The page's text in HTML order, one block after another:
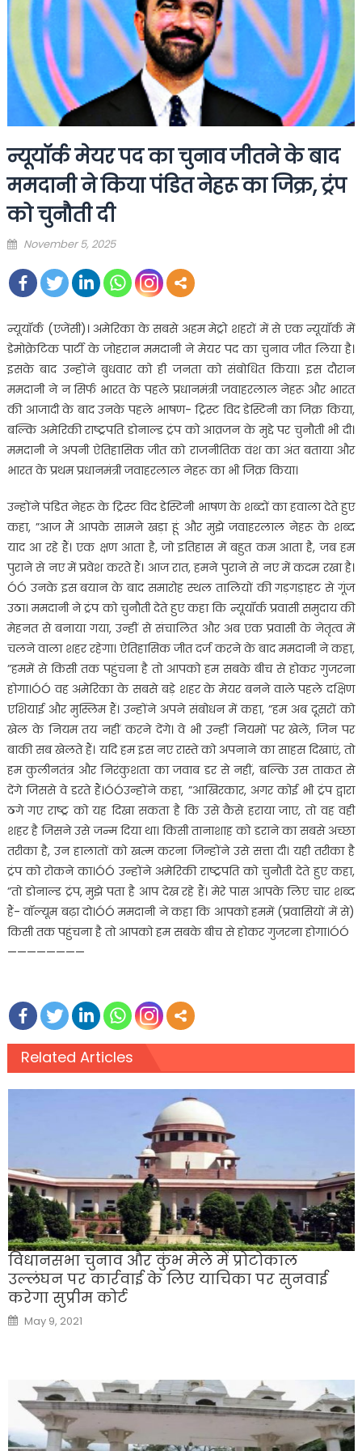
न्यूयॉर्क मेयर पद का चुनाव जीतने के बाद
ममदानी ने किया पंडित नेहरू का जिक्र, ट्रंप
को चुनौती दी
Posted
November 5, 2025
न्यूयॉर्क (एजेंसी)। अमेरिका के सबसे अहम मेट्रो शहरों में से एक न्यूयॉर्क में
डेमोक्रेटिक पार्टी के जोहरान ममदानी ने मेयर पद का चुनाव जीत लिया है।
इसके बाद उन्होंने बुधवार को ही जनता को संबोधित किया। इस दौरान
ममदानी ने न सिर्फ भारत के पहले प्रधानमंत्री जवाहरलाल नेहरू और भारत
की आजादी के बाद उनके पहले भाषण- ट्रिस्ट विद डेस्टिनी का जिक्र किया,
बल्कि अमेरिकी राष्ट्रपति डोनाल्ड ट्रंप को आव्रजन के मुद्दे पर चुनौती भी दी।
ममदानी ने अपनी ऐतिहासिक जीत को राजनीतिक वंश का अंत बताया और
भारत के प्रथम प्रधानमंत्री जवाहरलाल नेहरू का भी जिक्र किया।
उन्होंने पंडित नेहरू के ट्रिस्ट विद डेस्टिनी भाषण के शब्दों का हवाला देते हुए
कहा, ”आज मैं आपके सामने खड़ा हूं और मुझे जवाहरलाल नेहरू के शब्द
याद आ रहे हैं। एक क्षण आता है, जो इतिहास में बहुत कम आता है, जब हम
पुराने से नए में प्रवेश करते हैं। आज रात, हमने पुराने से नए में कदम रखा है।
ÓÓ उनके इस बयान के बाद समारोह स्थल तालियों की गड़गड़ाहट से गूंज
उठा। ममदानी ने ट्रंप को चुनौती देते हुए कहा कि न्यूयॉर्क प्रवासी समुदाय की
मेहनत से बनाया गया, उन्हीं से संचालित और अब एक प्रवासी के नेतृत्व में
चलने वाला शहर रहेगा। ऐतिहासिक जीत दर्ज करने के बाद ममदानी ने कहा,
”हममें से किसी तक पहुंचना है तो आपको हम सबके बीच से होकर गुजरना
होगा।ÓÓ वह अमेरिका के सबसे बड़े शहर के मेयर बनने वाले पहले दक्षिण
एशियाई और मुस्लिम हैं। उन्होंने अपने संबोधन में कहा, ”हम अब दूसरों को
खेल के नियम तय नहीं करने देंगे। वे भी उन्हीं नियमों पर खेलें, जिन पर
बाकी सब खेलते हैं। यदि हम इस नए रास्ते को अपनाने का साहस दिखाएं, तो
हम कुलीनतंत्र और निरंकुशता का जवाब डर से नहीं, बल्कि उस ताकत से
देंगे जिससे वे डरते हैं।ÓÓउन्होंने कहा, ”आखिरकार, अगर कोई भी ट्रंप द्वारा
ठगे गए राष्ट्र को यह दिखा सकता है कि उसे कैसे हराया जाए, तो वह वही
शहर है जिसने उसे जन्म दिया था। किसी तानाशाह को डराने का सबसे अच्छा
तरीका है, उन हालातों को खत्म करना जिन्होंने उसे सत्ता दी। यही तरीका है
ट्रंप को रोकने का।ÓÓ उन्होंने अमेरिकी राष्ट्रपति को चुनौती देते हुए कहा,
”तो डोनाल्ड ट्रंप, मुझे पता है आप देख रहे हैं। मेरे पास आपके लिए चार शब्द
हैं- वॉल्यूम बढ़ा दो।ÓÓ ममदानी ने कहा कि आपको हममें (प्रवासियों में से)
किसी तक पहुंचना है तो आपको हम सबके बीच से होकर गुजरना होगा।ÓÓ
————————
Related Articles
विधानसभा चुनाव और कुंभ मेले में प्रोटोकाल
उल्लंघन पर कार्रवाई के लिए याचिका पर सुनवाई
करेगा सुप्रीम कोर्ट
Posted
on
May 9, 2021